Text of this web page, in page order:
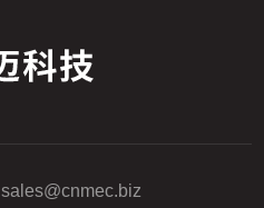
sales@cnmec.biz